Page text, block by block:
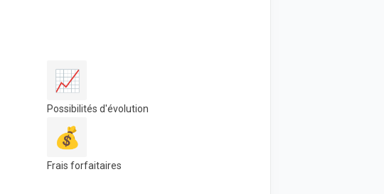
📈
Possibilités d'évolution
💰
Frais forfaitaires